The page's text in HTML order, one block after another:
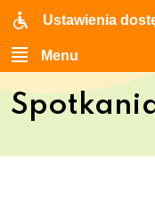
Ustawienia
Menu